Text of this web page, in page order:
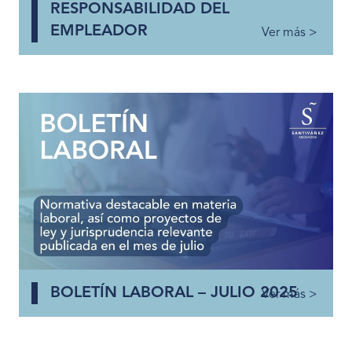
RESPONSABILIDAD DEL
EMPLEADOR
Ver más >
BOLETÍN LABORAL – JULIO 2025
Ver más >